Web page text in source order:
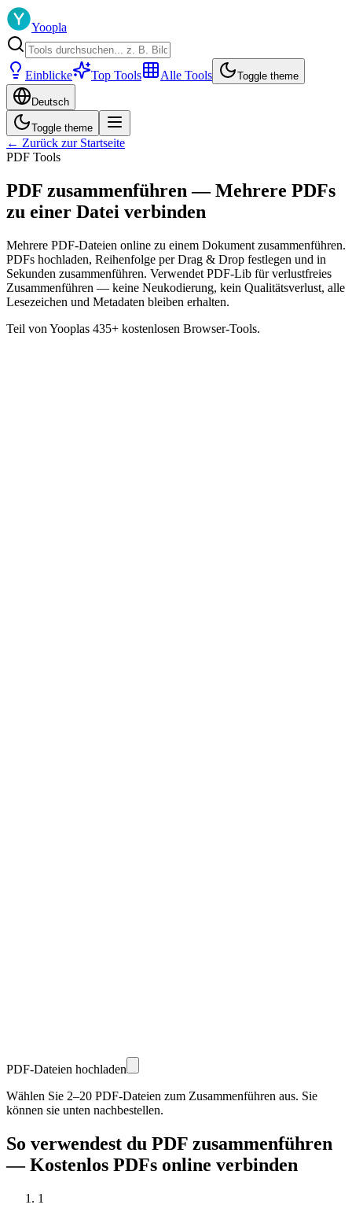
Yoopla
Einblicke Top Tools Alle Tools Toggle theme
Deutsch
Toggle theme
← Zurück zur Startseite
PDF Tools
PDF zusammenführen — Mehrere PDFs
zu einer Datei verbinden
Mehrere PDF-Dateien online zu einem Dokument zusammenführen.
PDFs hochladen, Reihenfolge per Drag & Drop festlegen und in
Sekunden zusammenführen. Verwendet PDF-Lib für verlustfreies
Zusammenführen — keine Neukodierung, kein Qualitätsverlust, alle
Lesezeichen und Metadaten bleiben erhalten.
Teil von Yooplas 435+ kostenlosen Browser-Tools.
PDF-Dateien hochladen
Wählen Sie 2–20 PDF-Dateien zum Zusammenführen aus. Sie
können sie unten nachbestellen.
So verwendest du PDF zusammenführen
— Kostenlos PDFs online verbinden
1